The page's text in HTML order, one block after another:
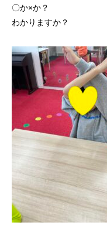
〇か×か？
わかりますか？